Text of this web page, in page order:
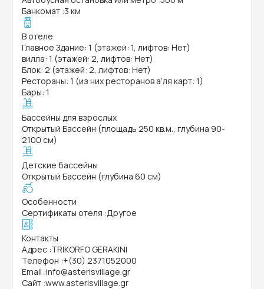
Банкомат :3 км
В отеле
Главное Здание: 1 (этажей: 1, лифтов: Нет)
вилла: 1 (этажей: 2, лифтов: Нет)
Блок: 2 (этажей: 2, лифтов: Нет)
Рестораны: 1 (из них ресторанов а’ля карт: 1)
Бары: 1
Бассейны для взрослых
Открытый Бассейн (площадь 250 кв.м., глубина 90-
2100 см)
Детские бассейны
Открытый Бассейн (глубина 60 см)
Особенности
Сертификаты отеля :Другое
Контакты
Адрес :TRIKORFO GERAKINI
Телефон :+(30) 2371052000
Email :info@asterisvillage.gr
Сайт :www.asterisvillage.gr